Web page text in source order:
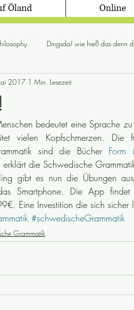
Öland Online
Dingsda! wie hieß das denn
glögg Jul
Redewendungen riksdagsval
Sicherheit schwedische
2017 1 Min. Lesezeit
bedeutet eine Sprache
vielen Kopfschmerzen.
sind die Bücher Form
die Schwedische
gibt es nun die Übungen
Smartphone. Die App
Eine Investition die sich sicher
#schwedischeGrammatik
Grammatik